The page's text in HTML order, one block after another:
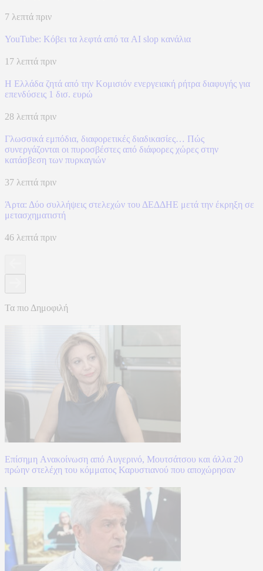
7 λεπτά πριν
YouTube: Κόβει τα λεφτά από τα AI slop κανάλια
17 λεπτά πριν
Η Ελλάδα ζητά από την Κομισιόν ενεργειακή ρήτρα διαφυγής για
επενδύσεις 1 δισ. ευρώ
28 λεπτά πριν
Γλωσσικά εμπόδια, διαφορετικές διαδικασίες… Πώς
συνεργάζονται οι πυροσβέστες από διάφορες χώρες στην
κατάσβεση των πυρκαγιών
37 λεπτά πριν
Άρτα: Δύο συλλήψεις στελεχών του ΔΕΔΔΗΕ μετά την έκρηξη σε
μετασχηματιστή
46 λεπτά πριν
Τα πιο Δημοφιλή
Επίσημη Aνακοίνωση από Αυγερινό, Μουτσάτσου και άλλα 20
πρώην στελέχη του κόμματος Καρυστιανού που αποχώρησαν